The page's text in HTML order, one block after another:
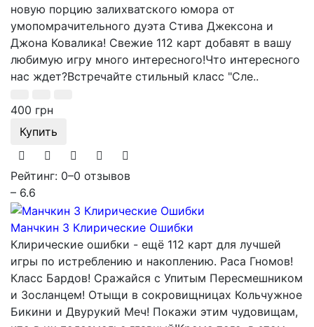
новую порцию залихватского юмора от
умопомрачительного дуэта Стива Джексона и
Джона Ковалика! Свежие 112 карт добавят в вашу
любимую игру много интересного!Что интересного
нас ждет?Встречайте стильный класс "Сле..
400 грн
Купить
Рейтинг: 0–0 отзывов
– 6.6
Манчкин 3 Клирические Ошибки
Клирические ошибки - ещё 112 карт для лучшей
игры по истреблению и накоплению. Раса Гномов!
Класс Бардов! Сражайся с Упитым Пересмешником
и Зосланцем! Отыщи в сокровищницах Кольчужное
Бикини и Двурукий Меч! Покажи этим чудовищам,